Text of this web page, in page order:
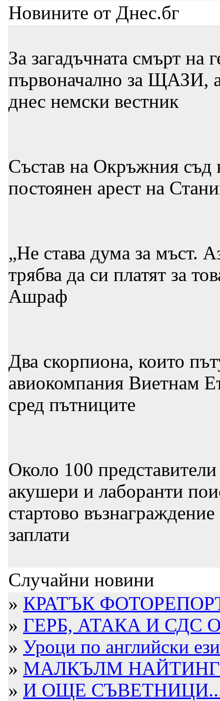
Новините от Днес.бг
За загадъчната смърт на
първоначално за ЩАЗИ, а
днес немски вестник
Състав на Окръжния съд
постоянен арест на
„Не става дума за мъст.
трябва да си платят за
Ашраф
Два скорпиона, които
авиокомпания Виетнам
сред пътниците
Около 100
акушери и лаборанти
стартово
заплати
Случайни новини
» КРАТЪК
» ГЕРБ, АТАКА И СДС
» Уроци по английски
» МАЛКЪЛМ
» И ОЩЕ